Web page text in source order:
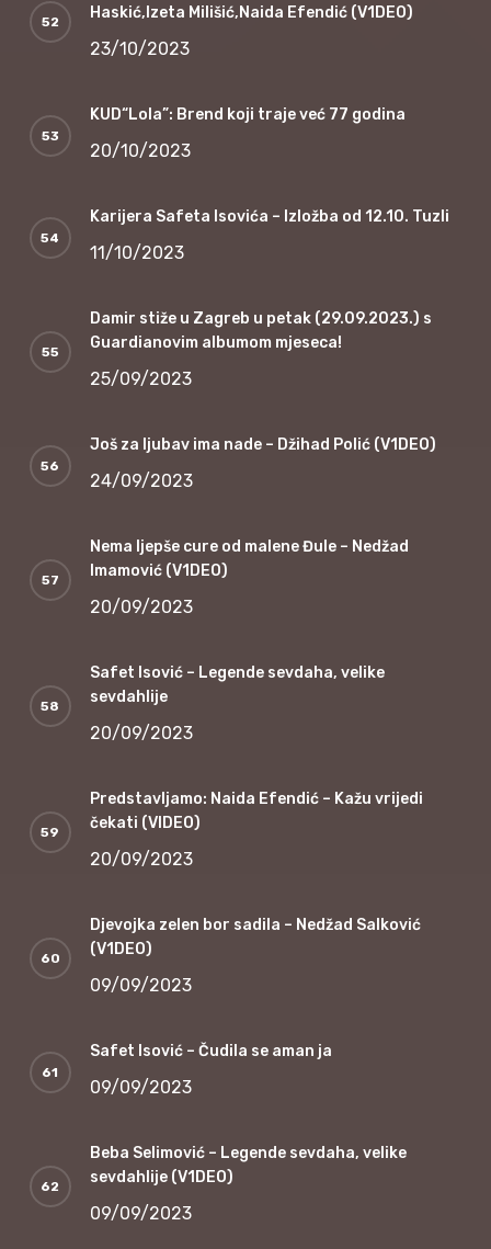
Haskić,Izeta Milišić,Naida Efendić (V1DEO)
23/10/2023
KUD“Lola”: Brend koji traje već 77 godina
20/10/2023
Karijera Safeta Isovića – Izložba od 12.10. Tuzli
11/10/2023
Damir stiže u Zagreb u petak (29.09.2023.) s
Guardianovim albumom mjeseca!
25/09/2023
Još za ljubav ima nade – Džihad Polić (V1DEO)
24/09/2023
Nema ljepše cure od malene Đule – Nedžad
Imamović (V1DEO)
20/09/2023
Safet Isović – Legende sevdaha, velike
sevdahlije
20/09/2023
Predstavljamo: Naida Efendić – Kažu vrijedi
čekati (VIDEO)
20/09/2023
Djevojka zelen bor sadila – Nedžad Salković
(V1DEO)
09/09/2023
Safet Isović – Čudila se aman ja
09/09/2023
Beba Selimović – Legende sevdaha, velike
sevdahlije (V1DEO)
09/09/2023